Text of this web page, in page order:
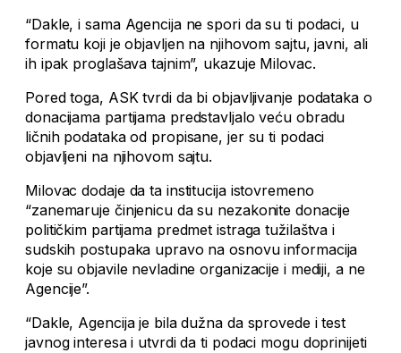
“Dakle, i sama Agencija ne spori da su ti podaci, u
formatu koji je objavljen na njihovom sajtu, javni, ali
ih ipak proglašava tajnim”, ukazuje Milovac.
Pored toga, ASK tvrdi da bi objavljivanje podataka o
donacijama partijama predstavljalo veću obradu
ličnih podataka od propisane, jer su ti podaci
objavljeni na njihovom sajtu.
Milovac dodaje da ta institucija istovremeno
“zanemaruje činjenicu da su nezakonite donacije
političkim partijama predmet istraga tužilaštva i
sudskih postupaka upravo na osnovu informacija
koje su objavile nevladine organizacije i mediji, a ne
Agencije”.
“Dakle, Agencija je bila dužna da sprovede i test
javnog interesa i utvrdi da ti podaci mogu doprinijeti